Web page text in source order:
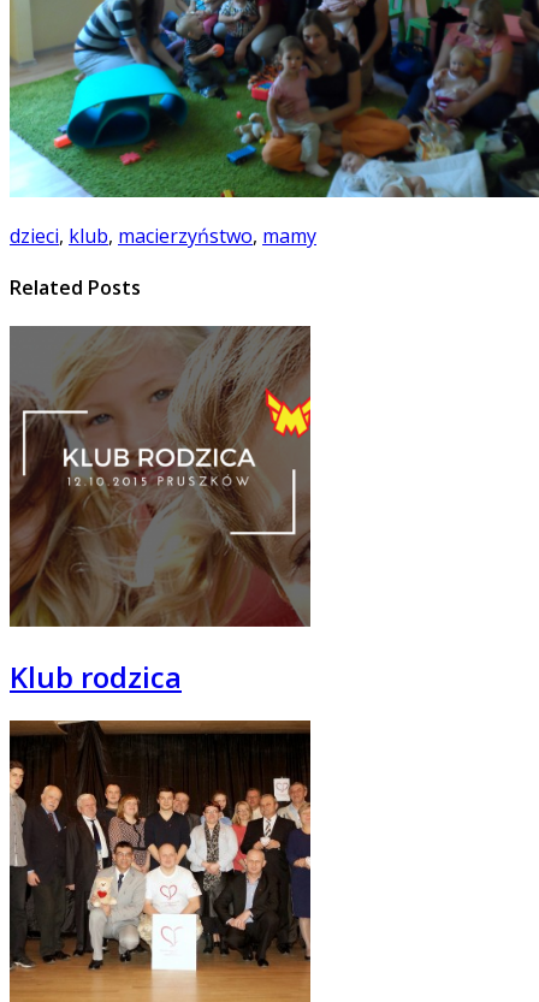
dzieci, klub, macierzyństwo, mamy
Related Posts
Klub rodzica